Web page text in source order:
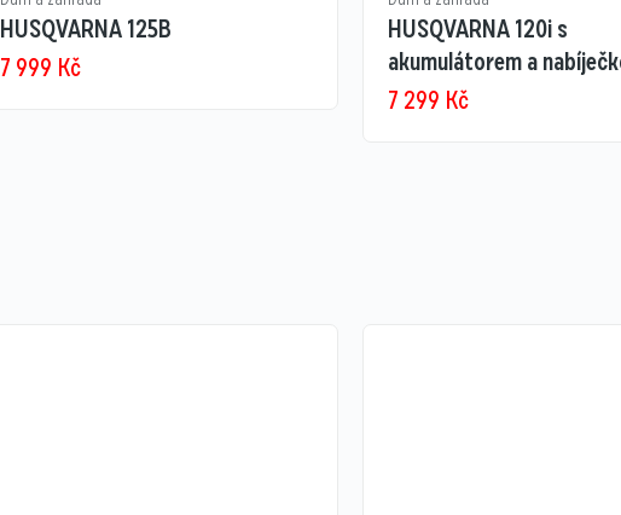
HUSQVARNA 125B
7 999 Kč
HUSQVARNA 120i s
akumulátorem a
7 299 Kč